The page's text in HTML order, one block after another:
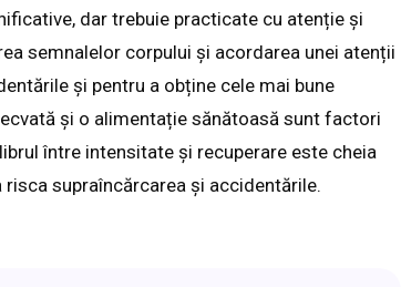
dar trebuie practicate cu atenție și
semnalelor corpului și acordarea unei atenții
și pentru a obține cele mai bune
și o alimentație sănătoasă sunt factori
între intensitate și recuperare este cheia
supraîncărcarea și accidentările.